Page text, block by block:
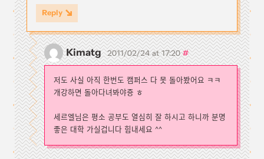
Reply
Kimatg 2011/02/24 at 17:20#
저도 사실 아직 한번도 캠퍼스 다 못 돌아봤어요 ㅋㅋ
개강하면 돌아다녀봐야죵 ㅎ
세르엘님은 평소 공부도 열심히 잘 하시고 하니까 분명
좋은 대학 가실겁니다 힘내세요 ^^